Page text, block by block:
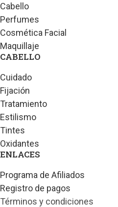
Cabello
Perfumes
Cosmética Facial
Maquillaje
CABELLO
Cuidado
Fijación
Tratamiento
Estilismo
Tintes
Oxidantes
ENLACES
Programa de Afiliados
Registro de pagos
Términos y condiciones